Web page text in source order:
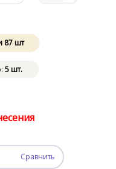
87шт
5 шт.
Сравнить